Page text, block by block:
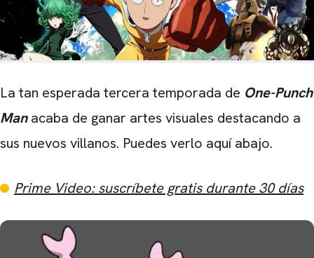
La tan esperada tercera temporada de One-Punch
Man acaba de ganar artes visuales destacando a
sus nuevos villanos. Puedes verlo aquí abajo.
Prime Video: suscríbete gratis durante 30 días